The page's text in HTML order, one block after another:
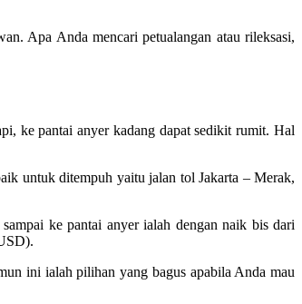
Apa Anda mencari petualangan atau rileksasi,
ke pantai anyer kadang dapat sedikit rumit. Hal
untuk ditempuh yaitu jalan tol Jakarta – Merak,
ke pantai anyer ialah dengan naik bis dari
ini ialah pilihan yang bagus apabila Anda mau